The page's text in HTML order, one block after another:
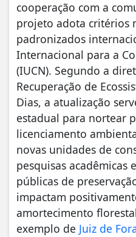
cooperação com a
projeto adota critérios
padronizados
Internacional para a
(IUCN). Segundo a
Recuperação de
Dias, a atualização
estadual para nortear
licenciamento
novas unidades de
pesquisas acadêmicas
públicas de
impactam
amortecimento
exemplo de Juiz de